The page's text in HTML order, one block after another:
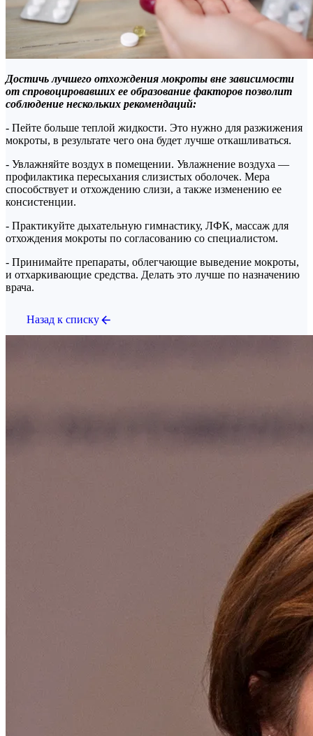
Достичь лучшего отхождения мокроты вне зависимости
от спровоцировавших ее образование факторов позволит
соблюдение нескольких рекомендаций:
- Пейте больше теплой жидкости. Это нужно для разжижения
мокроты, в результате чего она будет лучше откашливаться.
- Увлажняйте воздух в помещении. Увлажнение воздуха —
профилактика пересыхания слизистых оболочек. Мера
способствует и отхождению слизи, а также изменению ее
консистенции.
- Практикуйте дыхательную гимнастику, ЛФК, массаж для
отхождения мокроты по согласованию со специалистом.
- Принимайте препараты, облегчающие выведение мокроты,
и отхаркивающие средства. Делать это лучше по назначению
врача.
Назад к списку